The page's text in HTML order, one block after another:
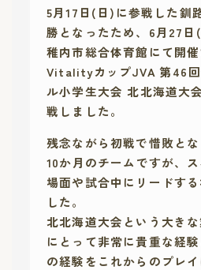
HOME
5月17日(日)に参戦した釧
勝となったため、6月27
稚内市総合体育館にて開
VitalityカップJVA 第46回
ル小学生大会 北北海道大
戦しました。
残念ながら初戦で惜敗と
10か月のチームですが、
場面や試合中にリードす
した。
北北海道大会という大き
にとって非常に貴重な経
の経験をこれからのプレ